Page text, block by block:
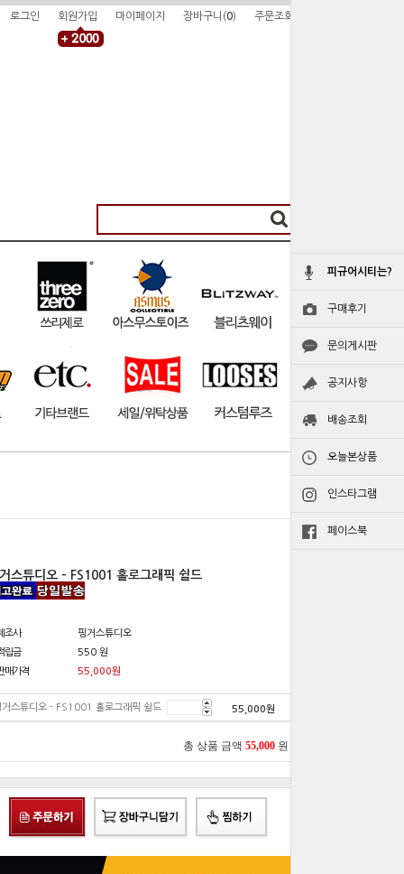
피규어시티는?
구매후기
문의게시판
공지사항
배송조회
오늘본상품
인스타그램
페이스북
로그인 회원가입 마이페이지 장바구니(0) 주문조회
스튜디오 - FS1001 홀로그래픽 쉴드
조사
핑거스튜디오
립금
550 원
매가격
55,000원
거스튜디오 - FS1001 홀로그래픽 쉴드 55,000원
총 상품 금액 55,000 원